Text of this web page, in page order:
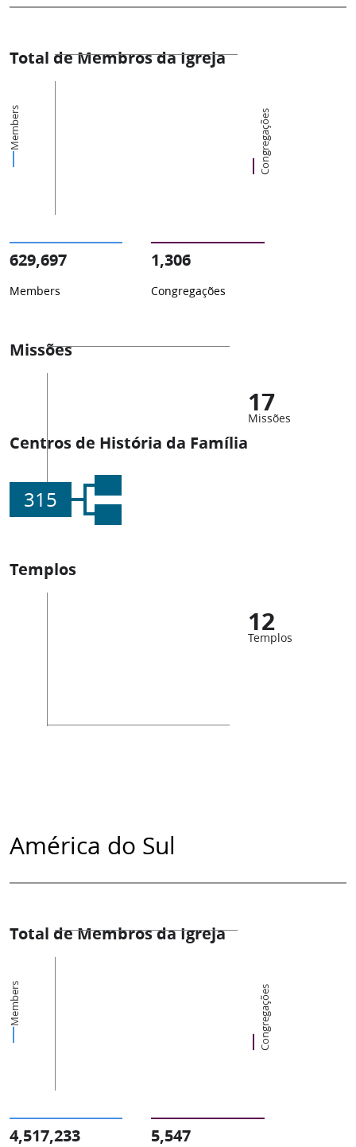
Total de Membros da Igreja
Members Congregações
629,697
Members
1,306
Congregações
Missões
17
Missões
Centros de História da Família
315
Templos
12
Templos
América do Sul
Total de Membros da Igreja
Members Congregações
4,517,233 5,547